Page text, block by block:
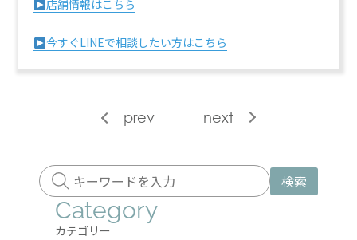
店舗情報はこちら
今すぐLINEで相談したい方はこちら
prev next
検索
Category
カテゴリー